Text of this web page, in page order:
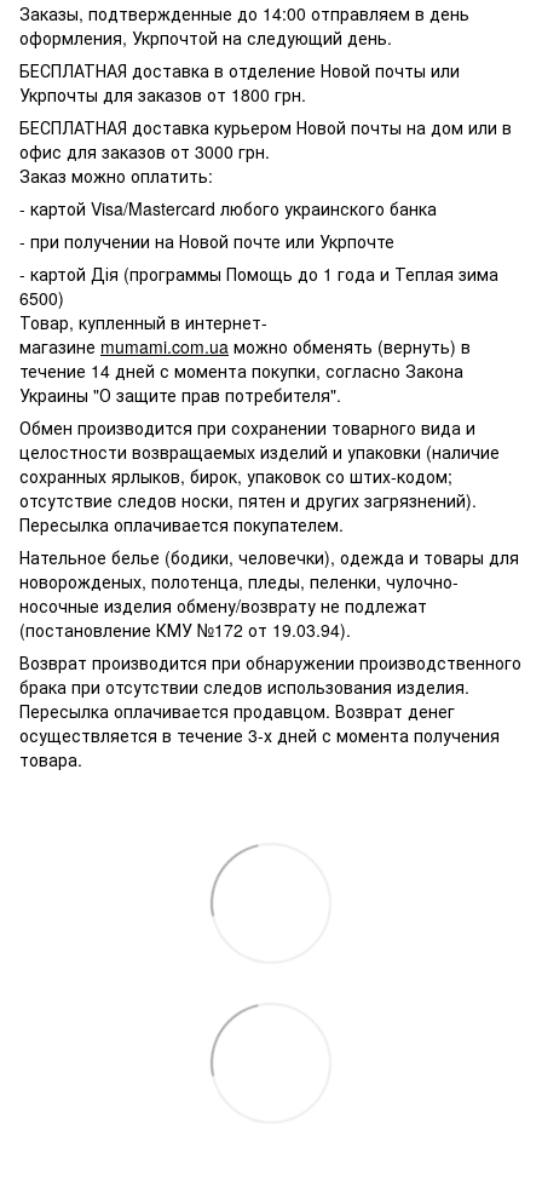
Заказы, подтвержденные до 14:00 отправляем в день
оформления, Укрпочтой на следующий день.
БЕСПЛАТНАЯ доставка в отделение Новой почты или
Укрпочты для заказов от 1800 грн.
БЕСПЛАТНАЯ доставка курьером Новой почты на дом или в
офис для заказов от 3000 грн.
Заказ можно оплатить:
- картой Visa/Mastercard любого украинского банка
- при получении на Новой почте или Укрпочте
- картой Дія (программы Помощь до 1 года и Теплая зима
6500)
Товар, купленный в интернет-
магазине mumami.com.ua можно обменять (вернуть) в
течение 14 дней с момента покупки, согласно Закона
Украины "О защите прав потребителя".
Обмен производится при сохранении товарного вида и
целостности возвращаемых изделий и упаковки (наличие
сохранных ярлыков, бирок, упаковок со штих-кодом;
отсутствие следов носки, пятен и других загрязнений).
Пересылка оплачивается покупателем.
Нательное белье (бодики, человечки), одежда и товары для
новорожденых, полотенца, пледы, пеленки, чулочно-
носочные изделия обмену/возврату не подлежат
(постановление КМУ №172 от 19.03.94).
Возврат производится при обнаружении производственного
брака при отсутствии следов использования изделия.
Пересылка оплачивается продавцом. Возврат денег
осуществляется в течение 3-х дней с момента получения
товара.